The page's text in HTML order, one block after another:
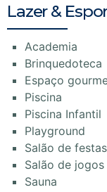
Lazer &
Academia
Brinquedoteca
Espaço
Piscina
Piscina Infantil
Playground
Salão de festas
Salão de jogos
Sauna